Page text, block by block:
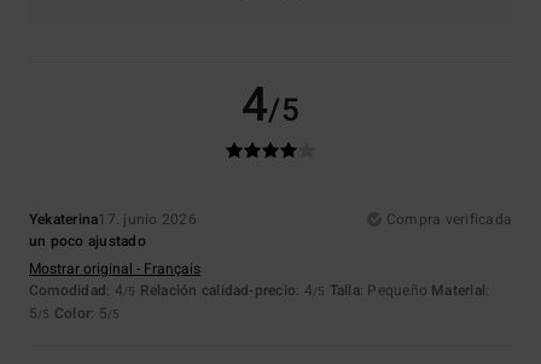
4/5
Yekaterina17. junio 2026
Compra verificada
un poco ajustado
Mostrar original - Français
Comodidad: 4/5 Relación calidad-precio: 4/5 Talla: Pequeño Material:
5/5 Color: 5/5